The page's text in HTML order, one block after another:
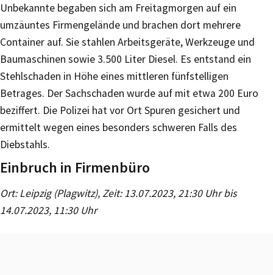
Unbekannte begaben sich am Freitagmorgen auf ein
umzäuntes Firmengelände und brachen dort mehrere
Container auf. Sie stahlen Arbeitsgeräte, Werkzeuge und
Baumaschinen sowie 3.500 Liter Diesel. Es entstand ein
Stehlschaden in Höhe eines mittleren fünfstelligen
Betrages. Der Sachschaden wurde auf mit etwa 200 Euro
beziffert. Die Polizei hat vor Ort Spuren gesichert und
ermittelt wegen eines besonders schweren Falls des
Diebstahls.
Einbruch in Firmenbüro
Ort: Leipzig (Plagwitz), Zeit: 13.07.2023, 21:30 Uhr bis
14.07.2023, 11:30 Uhr